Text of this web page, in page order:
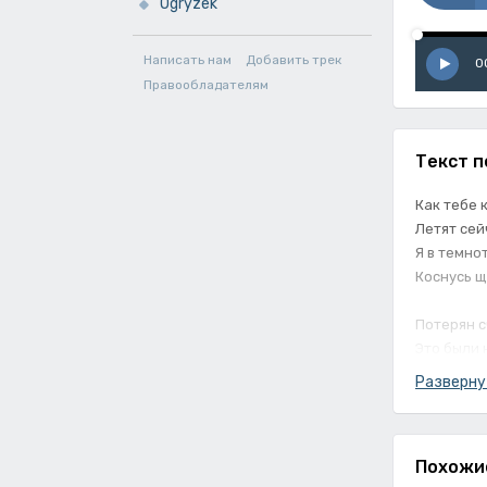
Ogryzek
Написать нам
Добавить трек
Правообладателям
Текст
Как тебе
Летят
Я в
Коснусь
Потерян
Я видела
Тянусь к